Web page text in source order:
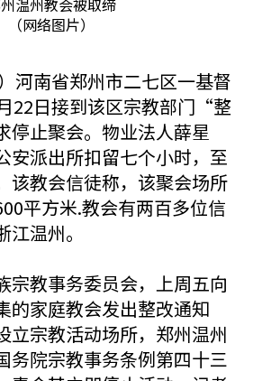
温州教会被取缔
（网络图片）
河南省郑州市二七区一基督
22日接到该区宗教部门“整
止聚会。物业法人薛星
安派出所扣留七个小时，至
该教会信徒称，该聚会场所
平方米.教会有两百多位信
温州。
宗教事务委员会，上周五向
的家庭教会发出整改通知
立宗教活动场所，郑州温州
务院宗教事务条例第四十三